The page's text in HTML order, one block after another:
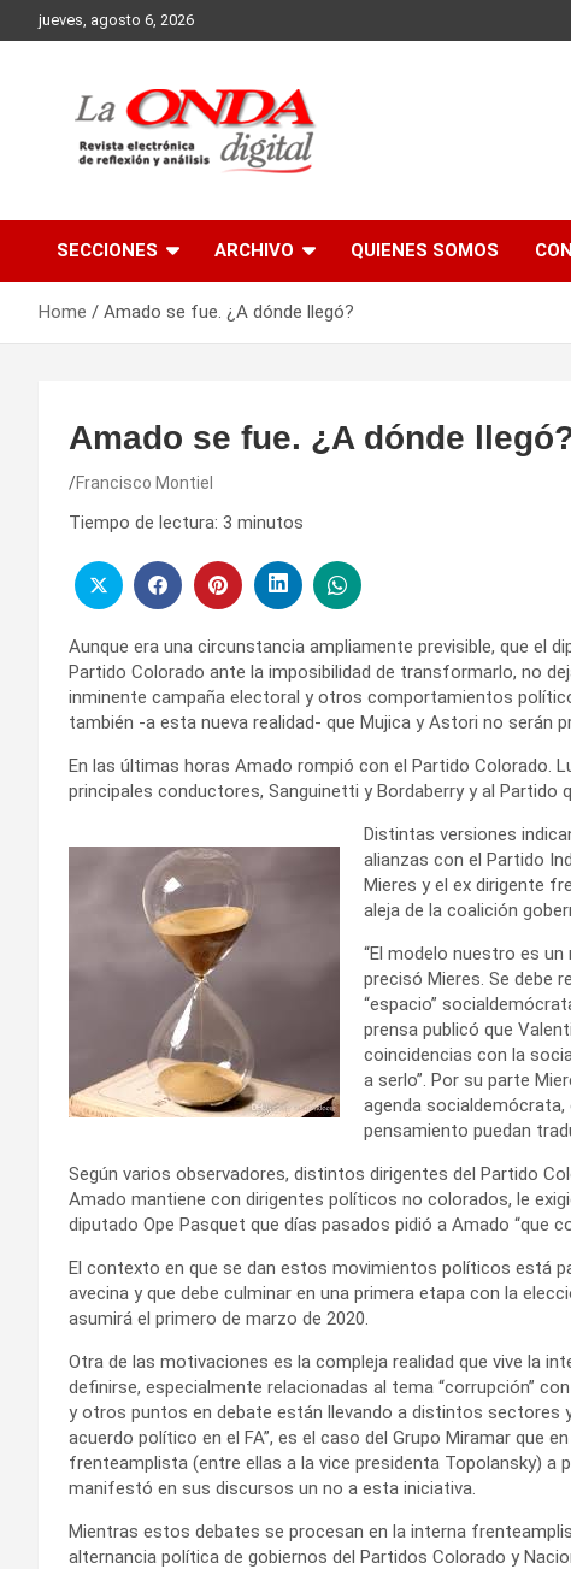
to
jueves, agosto 6, 2026
SECCIONES ARCHIVO QUIENES SOMOS
Home Amado se fue. ¿A dónde llegó?
Amado se fue. ¿A dónde
Francisco Montiel
Tiempo de lectura: 3 minutos
Aunque era una circunstancia ampliamente previsible, que el
Partido Colorado ante la imposibilidad de transformarlo, no
inminente campaña electoral y otros comportamientos
también -a esta nueva realidad- que Mujica y Astori no serán
En las últimas horas Amado rompió con el Partido Colorado.
principales conductores, Sanguinetti y Bordaberry y al Partido
Distintas versiones
alianzas con el Partido
Mieres y el ex dirigente
aleja de la coalición
“El modelo nuestro es
precisó Mieres. Se debe
“espacio”
prensa publicó que
coincidencias con la
a serlo”. Por su parte
agenda
pensamiento puedan
Según varios observadores, distintos dirigentes del Partido
Amado mantiene con dirigentes políticos no colorados, le
diputado Ope Pasquet que días pasados pidió a Amado “que
El contexto en que se dan estos movimientos políticos está
avecina y que debe culminar en una primera etapa con la
asumirá el primero de marzo de 2020.
Otra de las motivaciones es la compleja realidad que vive la
definirse, especialmente relacionadas al tema “corrupción”
y otros puntos en debate están llevando a distintos sectores
acuerdo político en el FA”, es el caso del Grupo Miramar que
frenteamplista (entre ellas a la vice presidenta Topolansky) a
manifestó en sus discursos un no a esta iniciativa.
Mientras estos debates se procesan en la interna
alternancia política de gobiernos del Partidos Colorado y